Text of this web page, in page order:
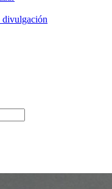
divulgación